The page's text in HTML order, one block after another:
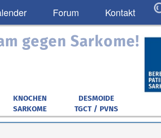
Forum Kontakt
gegen Sarkome!
KNOCHEN
SARKOME
DESMOIDE
TGCT / PVNS